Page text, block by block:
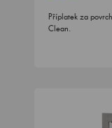
Příplatek za
Clean.